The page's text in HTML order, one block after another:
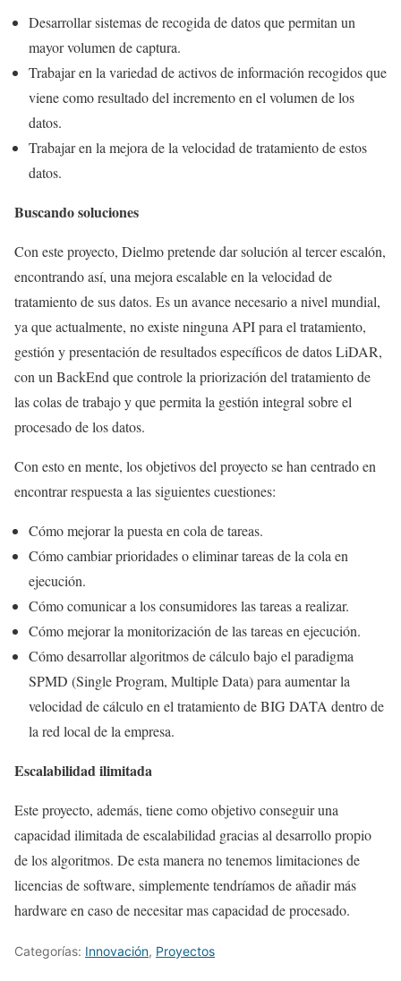
Desarrollar sistemas de recogida de datos que permitan un
mayor volumen de captura.
Trabajar en la variedad de activos de información recogidos que
viene como resultado del incremento en el volumen de los
datos.
Trabajar en la mejora de la velocidad de tratamiento de estos
datos.
Buscando soluciones
Con este proyecto, Dielmo pretende dar solución al tercer escalón,
encontrando así, una mejora escalable en la velocidad de
tratamiento de sus datos. Es un avance necesario a nivel mundial,
ya que actualmente, no existe ninguna API para el tratamiento,
gestión y presentación de resultados específicos de datos LiDAR,
con un BackEnd que controle la priorización del tratamiento de
las colas de trabajo y que permita la gestión integral sobre el
procesado de los datos.
Con esto en mente, los objetivos del proyecto se han centrado en
encontrar respuesta a las siguientes cuestiones:
Cómo mejorar la puesta en cola de tareas.
Cómo cambiar prioridades o eliminar tareas de la cola en
ejecución.
Cómo comunicar a los consumidores las tareas a realizar.
Cómo mejorar la monitorización de las tareas en ejecución.
Cómo desarrollar algoritmos de cálculo bajo el paradigma
SPMD (Single Program, Multiple Data) para aumentar la
velocidad de cálculo en el tratamiento de BIG DATA dentro de
la red local de la empresa.
Escalabilidad ilimitada
Este proyecto, además, tiene como objetivo conseguir una
capacidad ilimitada de escalabilidad gracias al desarrollo propio
de los algoritmos. De esta manera no tenemos limitaciones de
licencias de software, simplemente tendríamos de añadir más
hardware en caso de necesitar mas capacidad de procesado.
Categorías: Innovación, Proyectos